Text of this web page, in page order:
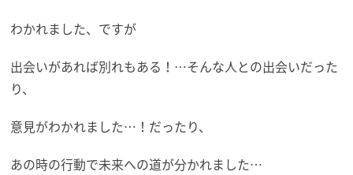
わかれました、ですが
出会いがあれば別れもある！…そんな人との出会いだった
り、
意見がわかれました…！だったり、
あの時の行動で未来への道が分かれました…